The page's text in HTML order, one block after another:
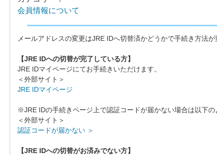
会員情報について
メールアドレスの変更はJRE IDへ切替済かどうかで手続き方法
【JRE IDへの切替が完了している方】
JRE IDマイページにてお手続きいただけます。
＜外部サイト＞
JRE IDマイページ
※JRE IDの手続きページ上で認証コードが届かない場合は以下
＜外部サイト＞
認証コードが届かない ＞
【JRE IDへの切替がお済みでない方】